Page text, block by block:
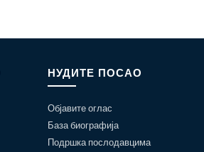
НУДИТЕ ПОСАО
Објавите оглас
База биографија
Подршка послодавцима